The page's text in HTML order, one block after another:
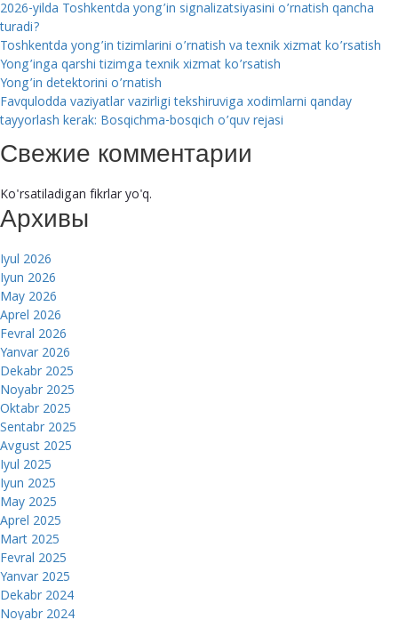
2026-yilda Toshkentda yong’in signalizatsiyasini o’rnatish qancha
turadi?
Toshkentda yong’in tizimlarini o’rnatish va texnik xizmat ko’rsatish
Yong’inga qarshi tizimga texnik xizmat ko’rsatish
Yong’in detektorini o’rnatish
Favqulodda vaziyatlar vazirligi tekshiruviga xodimlarni qanday
tayyorlash kerak: Bosqichma-bosqich o’quv rejasi
Свежие комментарии
Ko'rsatiladigan fikrlar yo'q.
Архивы
Iyul 2026
Iyun 2026
May 2026
Aprel 2026
Fevral 2026
Yanvar 2026
Dekabr 2025
Noyabr 2025
Oktabr 2025
Sentabr 2025
Avgust 2025
Iyul 2025
Iyun 2025
May 2025
Aprel 2025
Mart 2025
Fevral 2025
Yanvar 2025
Dekabr 2024
Noyabr 2024